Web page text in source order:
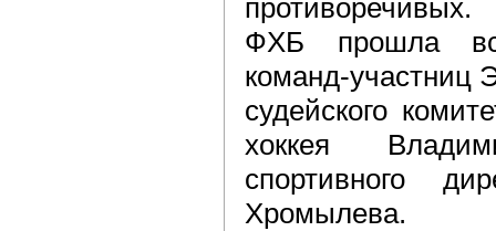
ФХБ прошла
команд-участниц
судейского
хоккея
спортивного
Хромылева.